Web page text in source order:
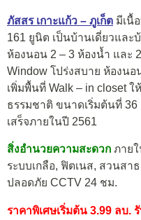
ภัสสร เกาะแก้ว – ภูเก็ต มีเนื้
161 ยูนิต เป็นบ้านเดี่ยวแล
ห้องนอน 2 – 3 ห้องน้ำ และ
Window โปร่งสบาย ห้องน
เพิ่มพื้นที่ Walk – in closet
ธรรมชาติ ขนาดเริ่มต้นที่
เสร็จภายในปี 2561
สิ่งอำนวยความสะดวก ภาย
ระบบเกลือ, ฟิตเนส, สวนสา
ปลอดภัย CCTV 24 ชม.
ราคาพิเศษเริ่มต้น 3.99 ลบ.